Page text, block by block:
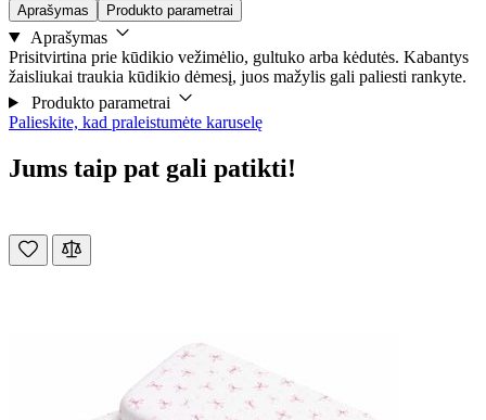
Aprašymas Produkto parametrai
Aprašymas
Prisitvirtina prie kūdikio vežimėlio, gultuko arba kėdutės. Kabantys
žaisliukai traukia kūdikio dėmesį, juos mažylis gali paliesti rankyte.
Produkto parametrai
Palieskite, kad praleistumėte karuselę
Jums taip pat gali patikti!